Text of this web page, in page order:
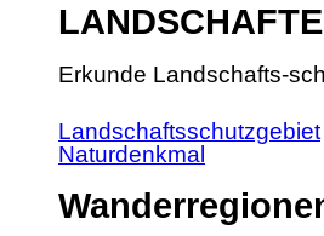
Erkunde Landschafts-
Landschaftsschutzgebiet
Naturdenkmal